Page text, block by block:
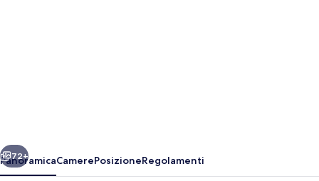
Avanti
72+
PanoramicaCamerePosizioneRegolamenti